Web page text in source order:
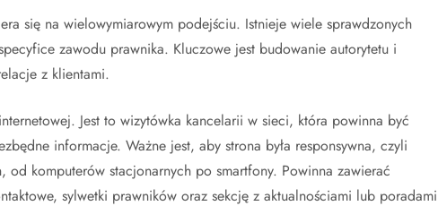
się na wielowymiarowym podejściu. Istnieje wiele sprawdzonych
zawodu prawnika. Kluczowe jest budowanie autorytetu i
z klientami.
Jest to wizytówka kancelarii w sieci, która powinna być
informacje. Ważne jest, aby strona była responsywna, czyli
od komputerów stacjonarnych po smartfony. Powinna zawierać
sylwetki prawników oraz sekcję z aktualnościami lub poradami